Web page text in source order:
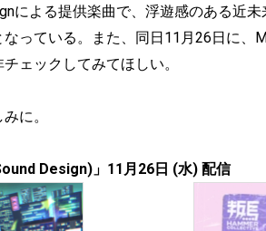
による提供楽曲で、浮遊感のある近
っている。また、同日11月26日に、
ェックしてみてほしい。
に。
Design)」11月26日 (水) 配信